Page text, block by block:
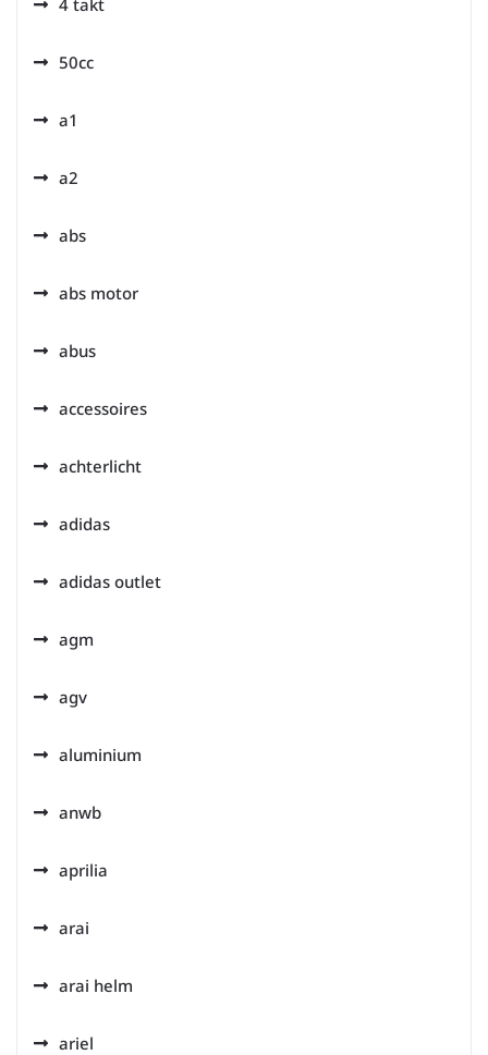
4 takt
50cc
a1
a2
abs
abs motor
abus
accessoires
achterlicht
adidas
adidas outlet
agm
agv
aluminium
anwb
aprilia
arai
arai helm
ariel